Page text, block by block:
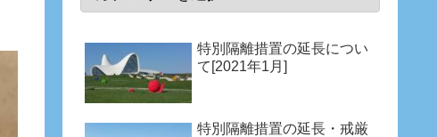
特別隔離措置の延長につい
て[2021年1月]
特別隔離措置の延長・戒厳